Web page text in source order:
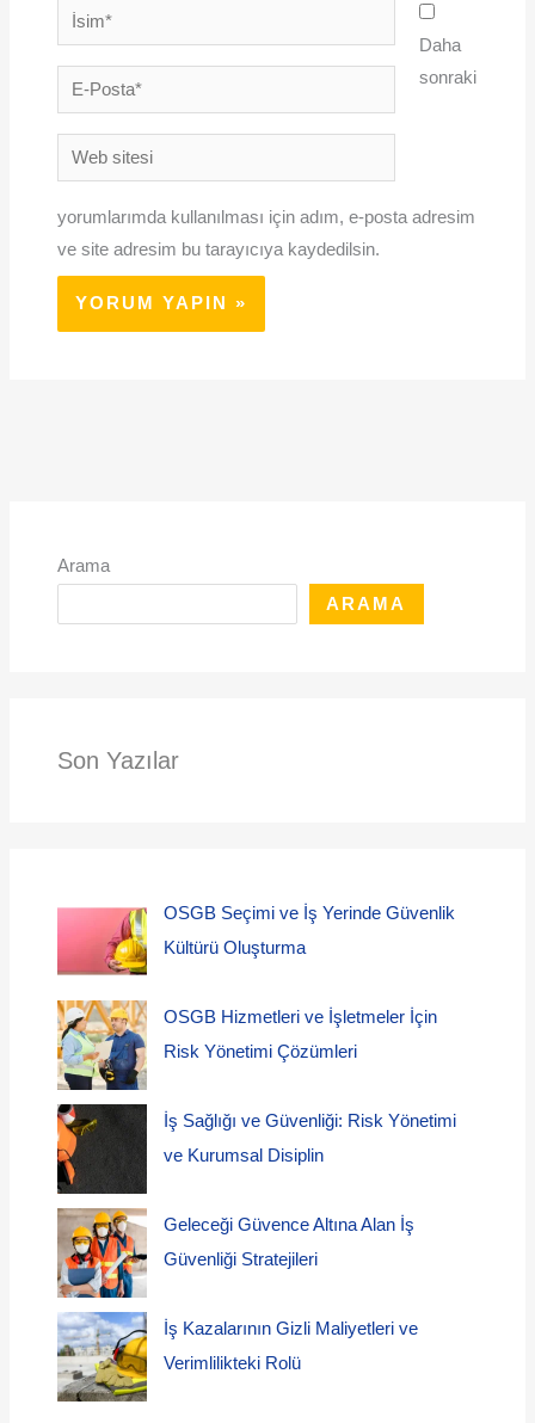
İsim*
E-
Posta*
Web
sitesi
Daha
sonraki
yorumlarımda kullanılması için adım, e-posta adresim
ve site adresim bu tarayıcıya kaydedilsin.
Arama
ARAMA
Son Yazılar
OSGB Seçimi ve İş Yerinde Güvenlik
Kültürü Oluşturma
OSGB Hizmetleri ve İşletmeler İçin
Risk Yönetimi Çözümleri
İş Sağlığı ve Güvenliği: Risk Yönetimi
ve Kurumsal Disiplin
Geleceği Güvence Altına Alan İş
Güvenliği Stratejileri
İş Kazalarının Gizli Maliyetleri ve
Verimlilikteki Rolü